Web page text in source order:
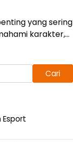
yang sering
karakter,…
Cari
Esport